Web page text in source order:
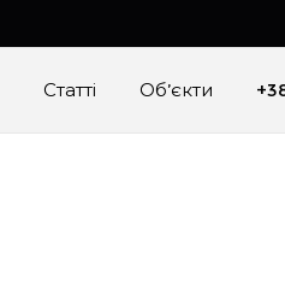
Статті Об’єкти